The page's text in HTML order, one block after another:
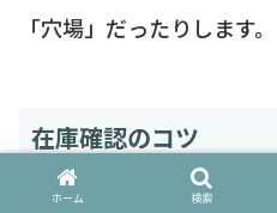
「穴場」だったりします。
在庫確認のコツ
ホーム 検索